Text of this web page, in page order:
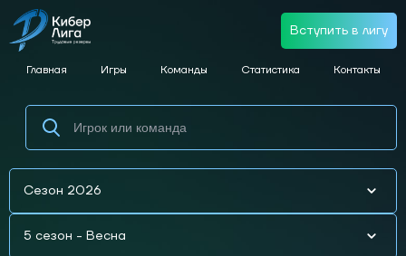
Главная Игры Команды Статистика Контакты
Вступить в лигу
Сезон 2026
5 сезон - Весна